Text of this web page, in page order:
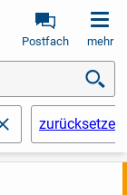
Postfach mehr
schließenzurücksetzen